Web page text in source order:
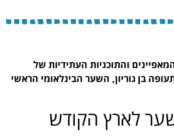
והתוכניות העתידיות של
התעופה בן גוריון, השער הבינלאומי הראשי
לארץ הקודש